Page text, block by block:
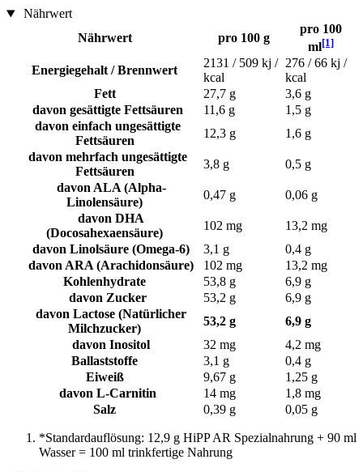
Nährwert
Nährwert
pro 100 g
pro 100
ml[1]
Energiegehalt / Brennwert
2131 / 509 kj /
kcal
276 / 66 kj /
kcal
Fett
27,7 g
3,6 g
davon gesättigte Fettsäuren
11,6 g
1,5 g
davon einfach ungesättigte
Fettsäuren
12,3 g
1,6 g
davon mehrfach ungesättigte
Fettsäuren
3,8 g
0,5 g
davon ALA (Alpha-
Linolensäure)
0,47 g
0,06 g
davon DHA
(Docosahexaensäure)
102 mg
13,2 mg
davon Linolsäure (Omega-6)
3,1 g
0,4 g
davon ARA (Arachidonsäure)
102 mg
13,2 mg
Kohlenhydrate
53,8 g
6,9 g
davon Zucker
53,2 g
6,9 g
davon Lactose (Natürlicher
Milchzucker)
53,2 g
6,9 g
davon Inositol
32 mg
4,2 mg
Ballaststoffe
3,1 g
0,4 g
Eiweiß
9,67 g
1,25 g
davon L-Carnitin
14 mg
1,8 mg
Salz
0,39 g 0,05 g
*Standardauflösung: 12,9 g HiPP AR Spezialnahrung + 90 ml
Wasser = 100 ml trinkfertige Nahrung